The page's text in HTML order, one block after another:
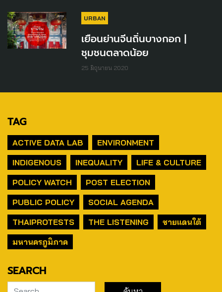
URBAN
เยือนย่านจีนถิ่นบางกอก |
ชุมชนตลาดน้อย
25 มิถุนายน 2020
TAG
ACTIVE DATA LAB
ENVIRONMENT
INDIGENOUS
INEQUALITY
LIFE & CULTURE
POLICY WATCH
POST ELECTION
PUBLIC POLICY
SOCIAL AGENDA
THAIPROTESTS
THE LISTENING
ชายแดนใต้
มหานครภูมิภาค
SEARCH